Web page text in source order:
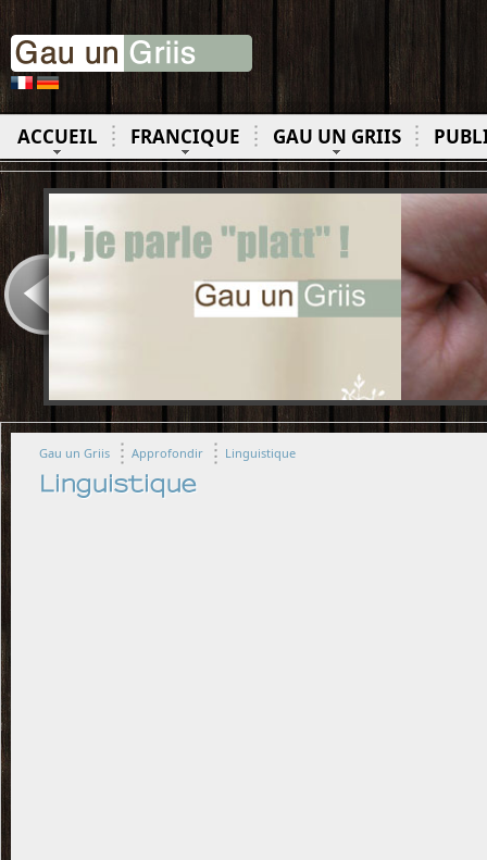
ACCUEIL FRANCIQUE GAU UN GRIIS
Gau un Griis Approfondir Linguistique
Linguistique